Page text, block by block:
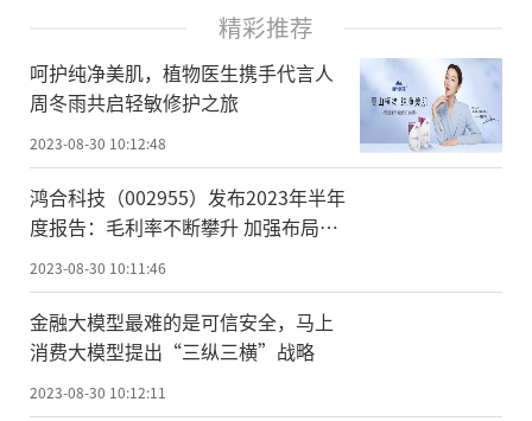
精彩推荐
呵护纯净美肌，植物医生携手代言人
周冬雨共启轻敏修护之旅
2023-08-30 10:12:48
鸿合科技（002955）发布2023年半年
度报告：毛利率不断攀升 加强布局前
沿科技
2023-08-30 10:11:46
金融大模型最难的是可信安全，马上
消费大模型提出“三纵三横”战略
2023-08-30 10:12:11